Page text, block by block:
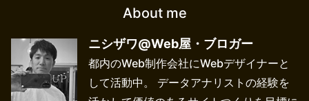
About me
ニシザワ@Web屋・ブロガー
都内のWeb制作会社にWebデザイナーと
して活動中。 データアナリストの経験を